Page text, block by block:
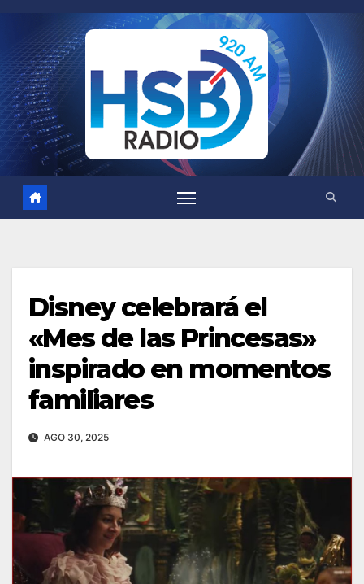
contenido
Disney celebrará el
«Mes de las Princesas»
inspirado en momentos
familiares
AGO 30, 2025